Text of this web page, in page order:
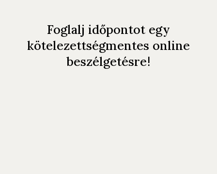
Foglalj időpontot egy
kötelezettségmentes online
beszélgetésre!